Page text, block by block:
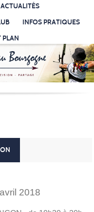
ACTUALITÉS
INFOS PRATIQUES
PLAN
avril 2018